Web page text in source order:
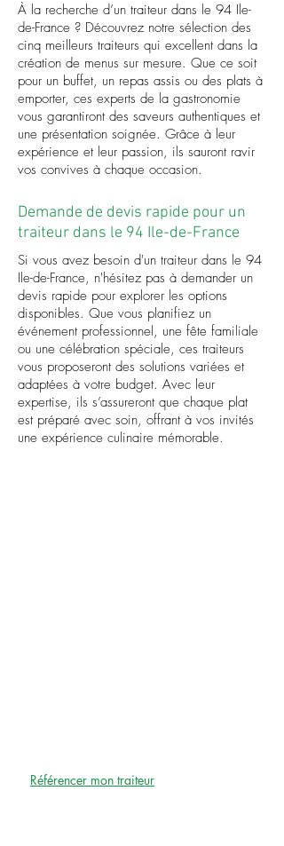
À la recherche d’un traiteur dans le 94 Ile-
de-France ? Découvrez notre sélection des
cinq meilleurs traiteurs qui excellent dans la
création de menus sur mesure. Que ce soit
pour un buffet, un repas assis ou des plats à
emporter, ces experts de la gastronomie
vous garantiront des saveurs authentiques et
une présentation soignée. Grâce à leur
expérience et leur passion, ils sauront ravir
vos convives à chaque occasion.
Demande de devis rapide pour un
traiteur dans le 94 Ile-de-France
Si vous avez besoin d'un traiteur dans le 94
Ile-de-France, n'hésitez pas à demander un
devis rapide pour explorer les options
disponibles. Que vous planifiez un
événement professionnel, une fête familiale
ou une célébration spéciale, ces traiteurs
vous proposeront des solutions variées et
adaptées à votre budget. Avec leur
expertise, ils s’assureront que chaque plat
est préparé avec soin, offrant à vos invités
une expérience culinaire mémorable.
Référencer mon traiteur